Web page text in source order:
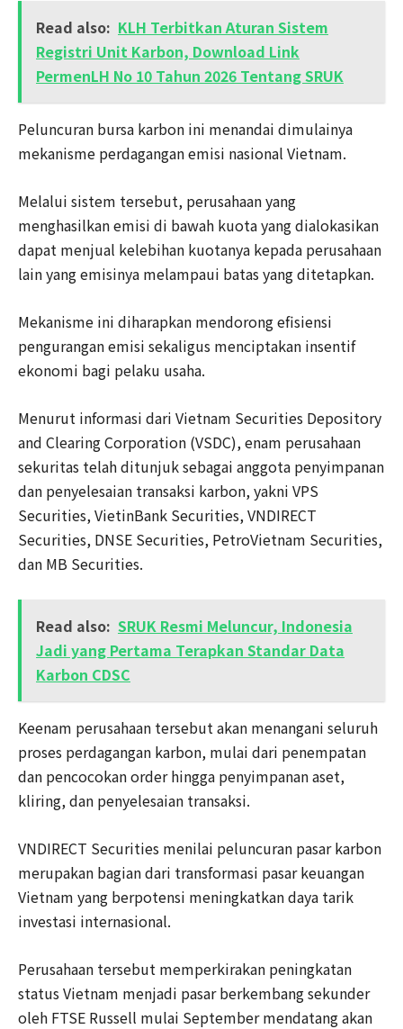
Read also: KLH Terbitkan Aturan Sistem
Registri Unit Karbon, Download Link
PermenLH No 10 Tahun 2026 Tentang SRUK
Peluncuran bursa karbon ini menandai dimulainya
mekanisme perdagangan emisi nasional Vietnam.
Melalui sistem tersebut, perusahaan yang
menghasilkan emisi di bawah kuota yang dialokasikan
dapat menjual kelebihan kuotanya kepada perusahaan
lain yang emisinya melampaui batas yang ditetapkan.
Mekanisme ini diharapkan mendorong efisiensi
pengurangan emisi sekaligus menciptakan insentif
ekonomi bagi pelaku usaha.
Menurut informasi dari Vietnam Securities Depository
and Clearing Corporation (VSDC), enam perusahaan
sekuritas telah ditunjuk sebagai anggota penyimpanan
dan penyelesaian transaksi karbon, yakni VPS
Securities, VietinBank Securities, VNDIRECT
Securities, DNSE Securities, PetroVietnam Securities,
dan MB Securities.
Read also: SRUK Resmi Meluncur, Indonesia
Jadi yang Pertama Terapkan Standar Data
Karbon CDSC
Keenam perusahaan tersebut akan menangani seluruh
proses perdagangan karbon, mulai dari penempatan
dan pencocokan order hingga penyimpanan aset,
kliring, dan penyelesaian transaksi.
VNDIRECT Securities menilai peluncuran pasar karbon
merupakan bagian dari transformasi pasar keuangan
Vietnam yang berpotensi meningkatkan daya tarik
investasi internasional.
Perusahaan tersebut memperkirakan peningkatan
status Vietnam menjadi pasar berkembang sekunder
oleh FTSE Russell mulai September mendatang akan